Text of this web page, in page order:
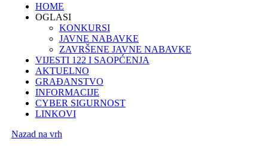
HOME
OGLASI
KONKURSI
JAVNE NABAVKE
ZAVRŠENE JAVNE NABAVKE
VIJESTI 122 I SAOPĆENJA
AKTUELNO
GRAĐANSTVO
INFORMACIJE
CYBER SIGURNOST
LINKOVI
Nazad na vrh